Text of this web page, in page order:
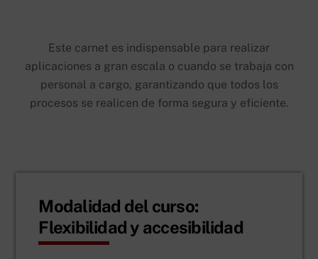
Este carnet es indispensable para realizar
aplicaciones a gran escala o cuando se trabaja con
personal a cargo, garantizando que todos los
procesos se realicen de forma segura y eficiente.
Modalidad del curso:
Flexibilidad y accesibilidad